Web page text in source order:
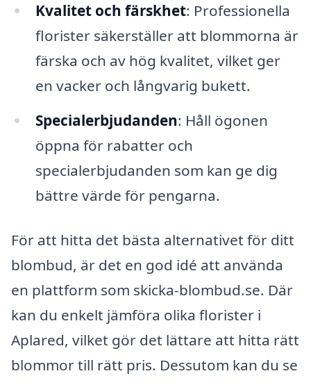
Kvalitet och färskhet: Professionella
florister säkerställer att blommorna är
färska och av hög kvalitet, vilket ger
en vacker och långvarig bukett.
Specialerbjudanden: Håll ögonen
öppna för rabatter och
specialerbjudanden som kan ge dig
bättre värde för pengarna.
För att hitta det bästa alternativet för ditt
blombud, är det en god idé att använda
en plattform som skicka-blombud.se. Där
kan du enkelt jämföra olika florister i
Aplared, vilket gör det lättare att hitta rätt
blommor till rätt pris. Dessutom kan du se